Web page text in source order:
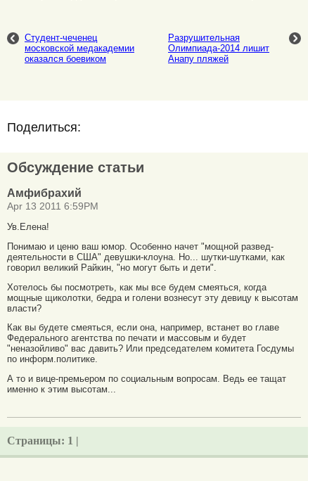
Студент-чеченец
московской медакадемии
оказался боевиком
Разрушительная
Олимпиада-2014 лишит
Анапу пляжей
Поделиться:
Обсуждение статьи
Амфибрахий
Apr 13 2011 6:59PM
Ув.Елена!
Понимаю и ценю ваш юмор. Особенно начет "мощной развед-
деятельности в США" девушки-клоуна. Но... шутки-шутками, как
говорил великий Райкин, "но могут быть и дети".
Хотелось бы посмотреть, как мы все будем смеяться, когда
мощные щиколотки, бедра и голени вознесут эту девицу к высотам
власти?
Как вы будете смеяться, если она, например, встанет во главе
Федерального агентства по печати и массовым и будет
"неназойливо" вас давить? Или председателем комитета Госдумы
по информ.политике.
А то и вице-премьером по социальным вопросам. Ведь ее тащат
именно к этим высотам...
Страницы: 1 |